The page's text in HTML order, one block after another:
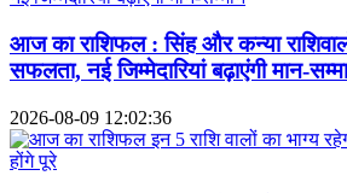
आज का राशिफल : सिंह और कन्या
सफलता, नई जिम्मेदारियां बढ़ाएंगी मान-
2026-08-09 12:02:36